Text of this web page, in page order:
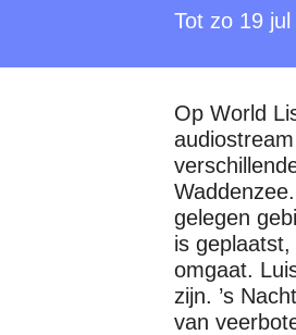
Tot zo 19
Op World
gelegen
is
omgaat.
zijn. ’s
van